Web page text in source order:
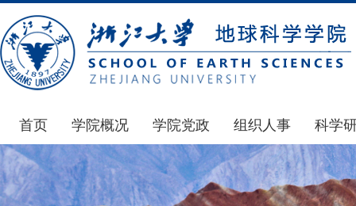
首页 学院概况
学院简介
发展简史
学院党政
通知公告
学院发文
组织人事
通知公告
博士后管理
科学
国家
科研